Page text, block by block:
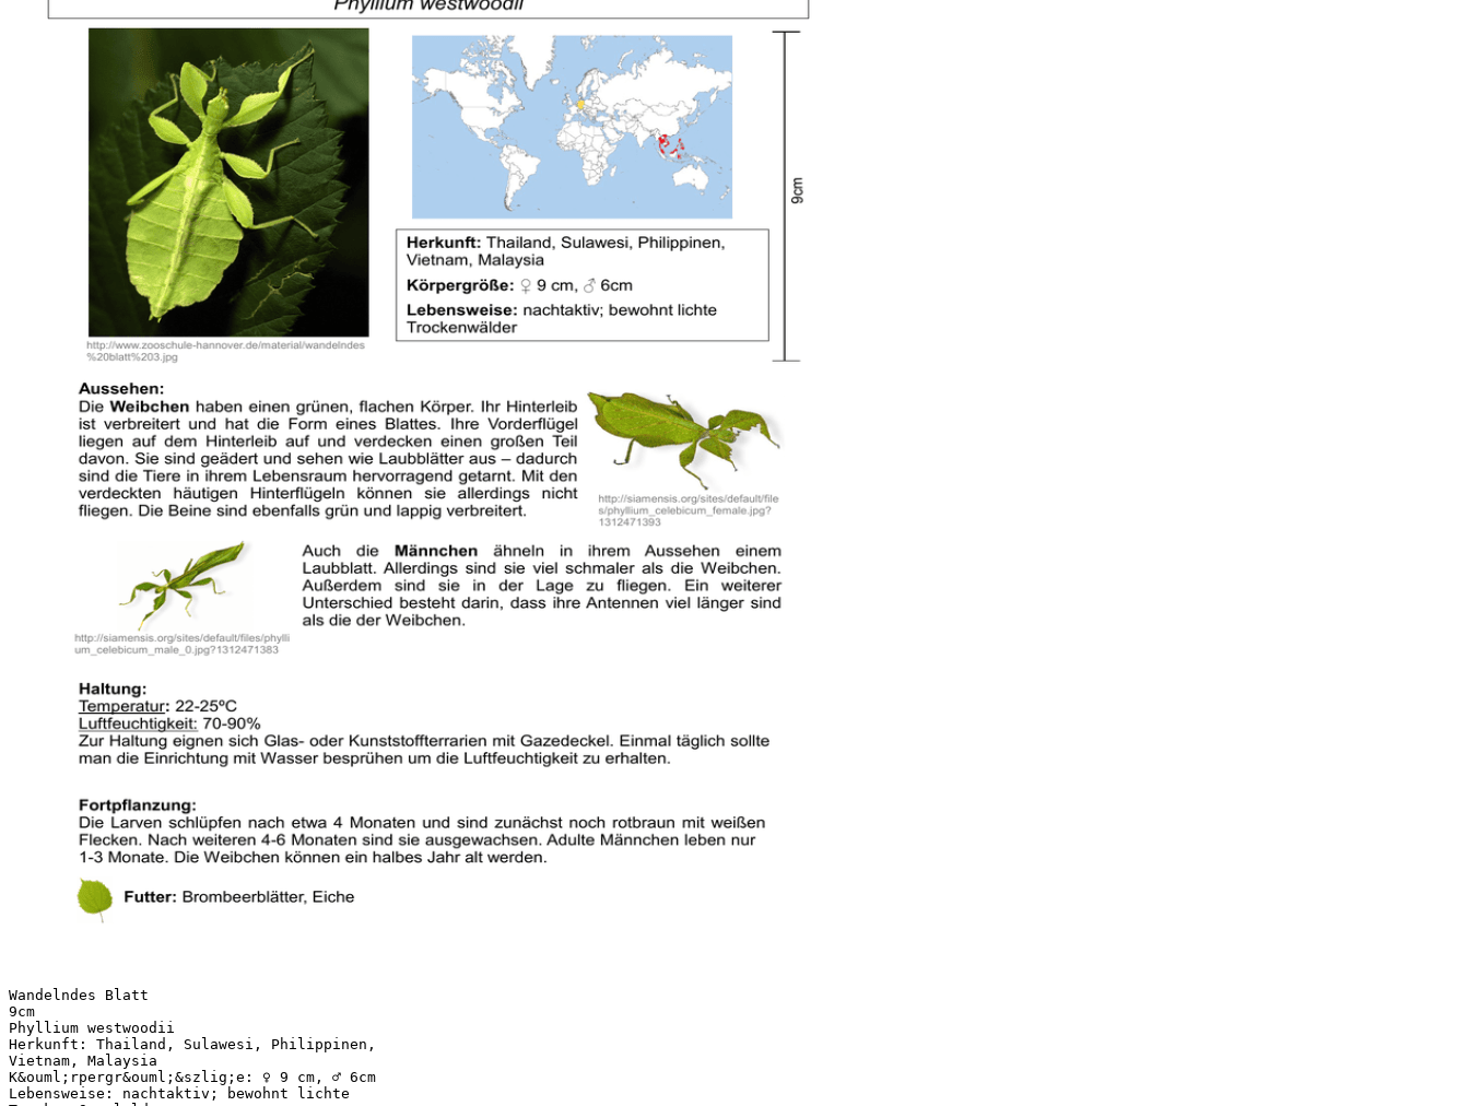
Wandelndes Blatt
9cm
Phyllium westwoodii
Herkunft: Thailand, Sulawesi, Philippinen,
Vietnam, Malaysia
K&ouml;rpergr&ouml;&szlig;e: ♀ 9 cm, ♂ 6cm
Lebensweise: nachtaktiv; bewohnt lichte